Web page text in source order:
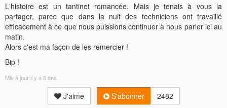
L'histoire est un tantinet romancée. Mais je tenais à vous la
partager, parce que dans la nuit des techniciens ont travaillé
efficacement à ce que nous puissions continuer à nous parler ici au
matin.
Alors c'est ma façon de les remercier !
Bip !
Mis à jouril y a 5 ans
J'aime S'abonner 2482